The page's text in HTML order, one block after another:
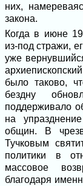
них,
закона.
Когда в июне
из-под стражи,
уже
было таково,
бездну
поддерживало
на
общин. В
Тучковым
политики в
массовое
благодаря